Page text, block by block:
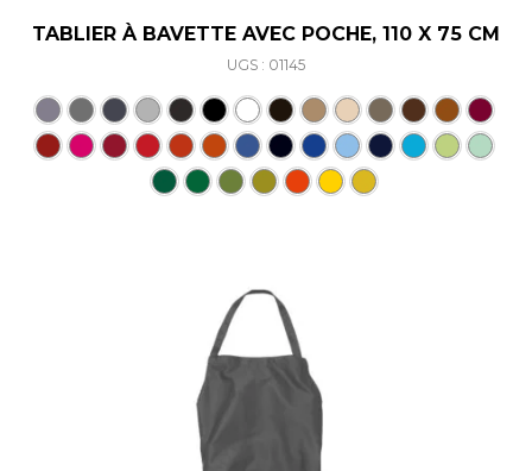
TABLIER À BAVETTE AVEC POCHE, 110 X 75 CM
UGS : 01145